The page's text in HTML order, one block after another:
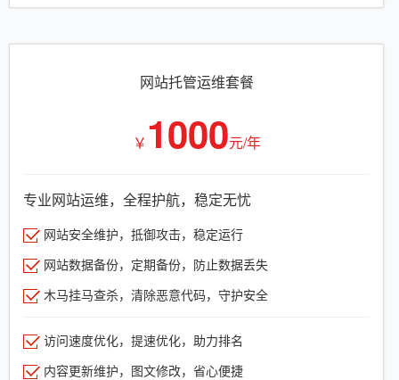
网站托管运维套餐
￥ 1000元/年
专业网站运维，全程护航，稳定无忧
网站安全维护，抵御攻击，稳定运行
网站数据备份，定期备份，防止数据丢失
木马挂马查杀，清除恶意代码，守护安全
访问速度优化，提速优化，助力排名
内容更新维护，图文修改，省心便捷